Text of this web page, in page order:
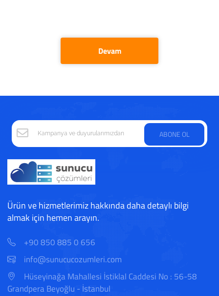
Devam
ABONE OL
Ürün ve hizmetlerimiz hakkında daha detaylı bilgi
almak için hemen arayın.
+90 850 885 0 656
info@sunucucozumleri.com
Hüseyinağa Mahallesi İstiklal Caddesi No : 56-58
Grandpera Beyoğlu - İstanbul